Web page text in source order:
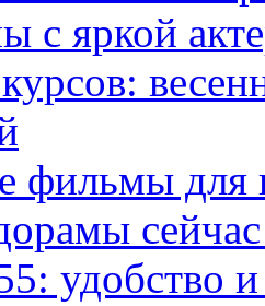
с яркой
фильмы для
удобство